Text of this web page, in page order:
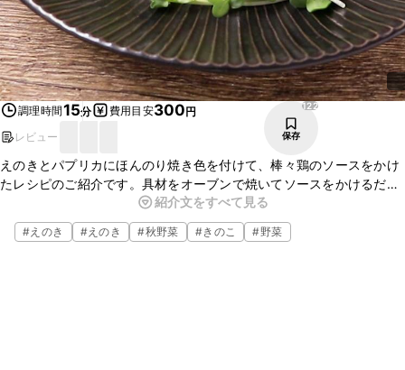
調理時間15分 費用目安300円
レビュー
122
保存
えのきとパプリカにほんのり焼き色を付けて、棒々鶏のソースをかけ
たレシピのご紹介です。具材をオーブンで焼いてソースをかけるだけ
なので、とても簡単に仕上げることができます！棒々鶏のソースをか
けることで、具材が野菜だけでも満足感のある一品に仕上がります。
紹介文をすべて見る
#えのき #えのき #秋野菜 #きのこ #野菜